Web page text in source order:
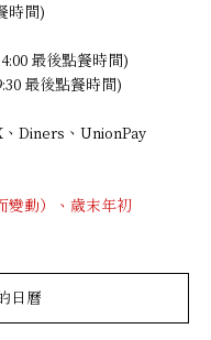
時間)
最後點餐時間)
最後點餐時間)
、Diners、UnionPay
變動）、歲末年初
日曆